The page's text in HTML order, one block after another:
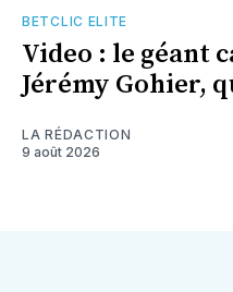
BETCLIC ELITE
Video : le géant
Jérémy Gohier,
LA RÉDACTION
9 août 2026